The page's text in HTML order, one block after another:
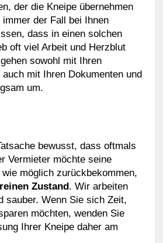
der die Kneipe übernehmen
der Fall bei Ihnen
dass in einen solchen
oft viel Arbeit und Herzblut
sowohl mit Ihren
mit Ihren Dokumenten und
um.
bewusst, dass oftmals
Vermieter möchte seine
möglich zurückbekommen,
Zustand. Wir arbeiten
sauber. Wenn Sie sich Zeit,
möchten, wenden Sie
Ihrer Kneipe daher am